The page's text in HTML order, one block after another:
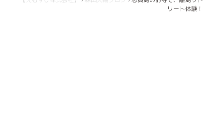
リート体験！